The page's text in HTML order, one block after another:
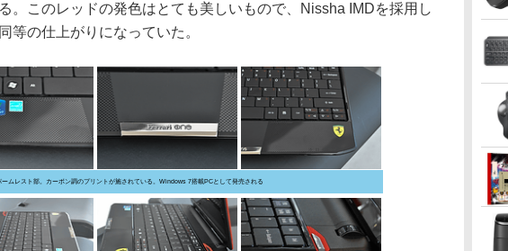
。このレッドの発色はとても美しいもので、Nissha IMDを採用し
等の仕上がりになっていた。
ームレスト部。カーボン調のプリントが施されている。Windows 7搭載PCとして発売される